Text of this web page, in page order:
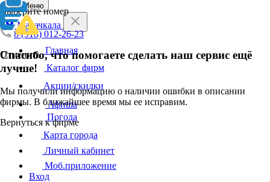
Выберите номер
8 (918) 012-26-23
Отменить
Спасибо, что помогаете сделать наш сервис ещё
лучше!
Мы получили информацию о наличии ошибки в описании
фирмы. В ближайшее время мы ее исправим.
Вернуться к фирме
Меню
Махачкала
Главная
Каталог фирм
Акции/скидки
Афиша
Погода
Карта города
Личный кабинет
Моб.приложение
Вход